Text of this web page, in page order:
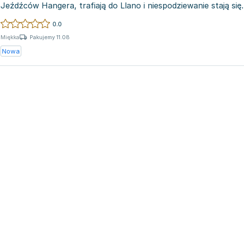
Jeźdźców Hangera, trafiają do Llano i niespodziewanie stają się
świadkami na...
0.0
Miękka Pakujemy 11.08
Nowa